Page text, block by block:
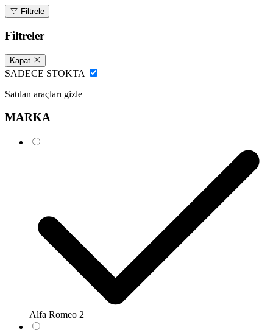
Filtrele
Filtreler
Kapat
SADECE STOKTA
Satılan araçları gizle
MARKA
Alfa Romeo 2